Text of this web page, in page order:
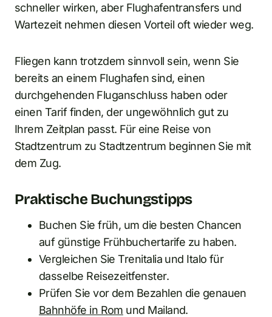
schneller wirken, aber Flughafentransfers und
Wartezeit nehmen diesen Vorteil oft wieder weg.
Fliegen kann trotzdem sinnvoll sein, wenn Sie
bereits an einem Flughafen sind, einen
durchgehenden Fluganschluss haben oder
einen Tarif finden, der ungewöhnlich gut zu
Ihrem Zeitplan passt. Für eine Reise von
Stadtzentrum zu Stadtzentrum beginnen Sie mit
dem Zug.
Praktische Buchungstipps
Buchen Sie früh, um die besten Chancen
auf günstige Frühbuchertarife zu haben.
Vergleichen Sie Trenitalia und Italo für
dasselbe Reisezeitfenster.
Prüfen Sie vor dem Bezahlen die genauen
Bahnhöfe in Rom und Mailand.